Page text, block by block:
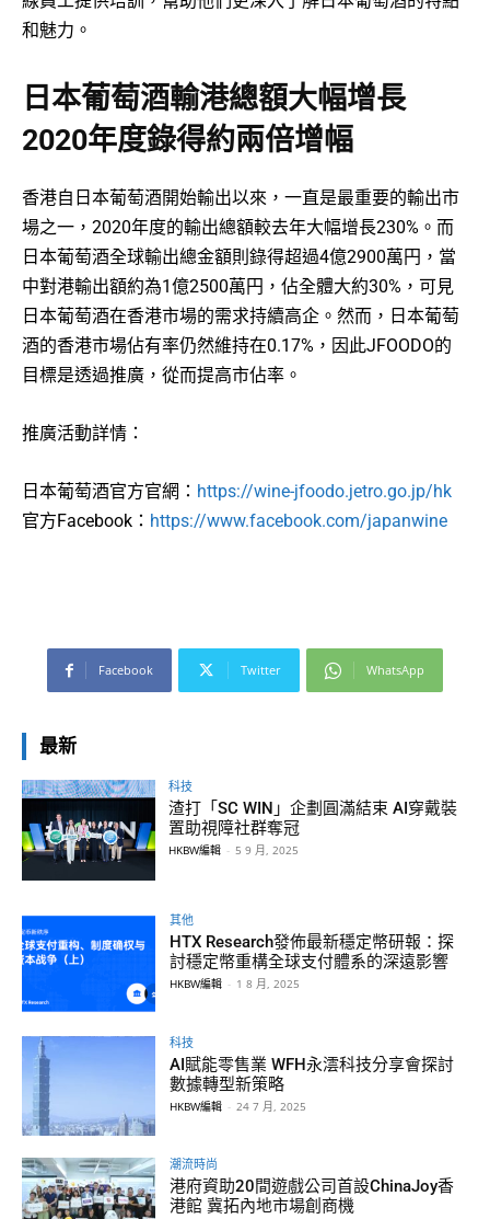
和魅力。
日本葡萄酒輸港總額大幅增長
2020年度錄得約兩倍增幅
香港自日本葡萄酒開始輸出以來，一直是最重要的輸出市
場之一，2020年度的輸出總額較去年大幅增長230%。而
日本葡萄酒全球輸出總金額則錄得超過4億2900萬円，當
中對港輸出額約為1億2500萬円，佔全體大約30%，可見
日本葡萄酒在香港市場的需求持續高企。然而，日本葡萄
酒的香港市場佔有率仍然維持在0.17%，因此JFOODO的
目標是透過推廣，從而提高市佔率。
推廣活動詳情：
日本葡萄酒官方官網： https://wine-jfoodo.jetro.go.jp/hk
官方Facebook： https://www.facebook.com/japanwine
Facebook Twitter WhatsApp
最新
科技
渣打「SC WIN」企劃圓滿結束 AI穿戴裝
置助視障社群奪冠
HKBW編輯 - 5 9 月, 2025
其他
HTX Research發佈最新穩定幣研報：探
討穩定幣重構全球支付體系的深遠影響
HKBW編輯 - 1 8 月, 2025
科技
AI賦能零售業 WFH永澐科技分享會探討
數據轉型新策略
HKBW編輯 - 24 7 月, 2025
潮流時尚
港府資助20間遊戲公司首設ChinaJoy香
港館 冀拓內地市場創商機